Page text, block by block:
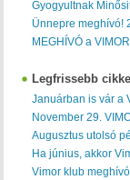
Gyogyultnak
Ünnepre meghívó!
MEGHÍVÓ a
Legfrissebb
Januárban is vár a
November 29.
Augusztus utolsó
Ha június, akkor
Vimor klub meghívó